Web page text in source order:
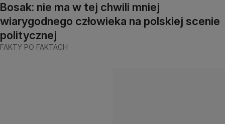
Bosak: nie ma w tej chwili mniej
wiarygodnego człowieka na polskiej scenie
politycznej
FAKTY PO FAKTACH